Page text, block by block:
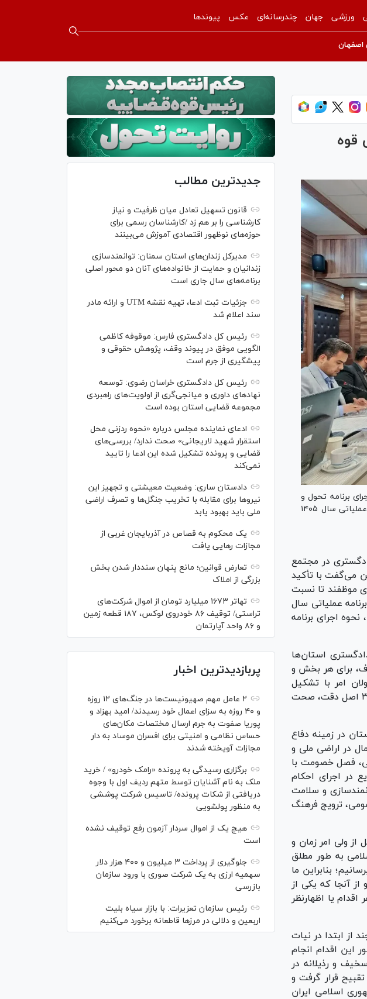
ورزشی جهان چندرسانه‌ای عکس پیوندها
اصفهان
قوه
برنامه تحول و
تعالی قوه قضاییه است و همه مسئولان با رعایت دقت، صحت و سرعت، نسبت به تحقق برنامه عملیاتی سال ۱۴۰۵
در مجتمع
۱۴۰۵ دادگستری استان سخن می‌گفت با تأکید
موظفند تا نسبت
عملیاتی سال
اجرای برنامه
دادگستری استان خراسان رضوی با اشاره به برنامه تحول و تعالی سال ۱۴۰۵ دادگستری استان‌ها
به این اهداف، برای هر بخش و
امر با تشکیل
کارگروه‌های تخصصی، اقدامات ضروری در جهت تحقق برنامه‌های تعیین شده را با توجه به ۳ اصل دقت، صحت
در زمینه دفاع
در اراضی ملی و
فصل خصومت با
در اجرای احکام
و سلامت
ترویج فرهنگ
ولی امر زمان و
به طور مطلق
بنابراین ما
آنجا که یکی از
یا اظهارنظر
از ابتدا در نیات
این اقدام انجام
و رذیلانه در
قرار گرفت و
اسلامی ایران
جدیدترین مطالب
قانون تسهیل تعادل میان ظرفیت و نیاز
کارشناسی را بر هم زد /کارشناسان رسمی برای
حوزه‌های نوظهور اقتصادی آموزش می‌بینند
مدیرکل زندان‌های استان سمنان: توانمندسازی
زندانیان و حمایت از خانواده‌های آنان دو محور اصلی
برنامه‌های سال جاری است
جزئیات ثبت ادعا، تهیه نقشه UTM و ارائه مادر
سند اعلام شد
رئیس کل دادگستری فارس: موقوفه کاظمی
الگویی موفق در پیوند وقف، پژوهش حقوقی و
پیشگیری از جرم است
رئیس کل دادگستری خراسان رضوی: توسعه
نهاد‌های داوری و میانجی‌گری از اولویت‌های راهبردی
مجموعه قضایی استان بوده است
ادعای نماینده مجلس درباره «نحوه ردزنی محل
استقرار شهید لاریجانی» صحت ندارد/ بررسی‌های
قضایی و پرونده تشکیل شده این ادعا را تایید
نمی‌کند
دادستان ساری: وضعیت معیشتی و تجهیز این
نیرو‌ها برای مقابله با تخریب جنگل‌ها و تصرف اراضی
ملی باید بهبود یابد
یک محکوم به قصاص در آذربایجان‌ غربی از
مجازات رهایی یافت
تعارض قوانین؛ مانع پنهان سنددار شدن بخش
بزرگی از املاک
تهاتر ۱۶۷۳ میلیارد تومان از اموال شرکت‌های
تراستی/ توقیف ۸۶ خودروی لوکس، ۱۸۷ قطعه زمین
و ۸۶ واحد آپارتمان
پربازدیدترین اخبار
۲ عامل مهم صهیونیست‌ها در جنگ‌های ۱۲ روزه
و ۴۰ روزه به سزای اعمال خود رسیدند/ امید بهزاد و
پوریا صفوت به جرم ارسال مختصات مکان‌های
حساس نظامی و امنیتی برای افسران موساد به دار
مجازات آویخته شدند
برگزاری رسیدگی به پرونده «رامک خودرو» / خرید
ملک به نام آشنایان توسط متهم ردیف اول با وجوه
دریافتی از شکات پرونده/ تاسیس شرکت پوششی
به منظور پولشویی
هیچ یک از اموال سردار آزمون رفع توقیف نشده
است
جلوگیری از پرداخت ۳ میلیون و ۴۰۰ هزار دلار
سهمیه ارزی به یک شرکت صوری با ورود سازمان
بازرسی
رئیس سازمان تعزیرات: با بازار سیاه بلیت
اربعین و دلالی در مرز‌ها قاطعانه برخورد می‌کنیم